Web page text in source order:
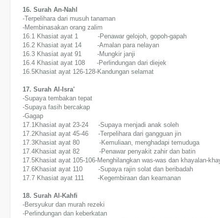
16. Surah An-Nahl
-Terpelihara dari musuh tanaman
-Membinasakan orang zalim
16.1 Khasiat ayat 1 -Penawar gelojoh, gopoh-gapah
16.2 Khasiat ayat 14 -Amalan para nelayan
16.3 Khasiat ayat 91 -Mungkir janji
16.4 Khasiat ayat 108 -Perlindungan dari diejek
16.5Khasiat ayat 126-128-Kandungan selamat
17. Surah Al-Isra'
-Supaya tembakan tepat
-Supaya fasih bercakap
-Gagap
17.1Khasiat ayat 23-24 -Supaya menjadi anak soleh
17.2Khasiat ayat 45-46 -Terpelihara dari gangguan jin
17.3Khasiat ayat 80 -Kemuliaan, menghadapi temuduga
17.4Khasiat ayat 82 -Penawar penyakit zahir dan batin
17.5Khasiat ayat 105-106-Menghilangkan was-was dan khayalan-
17.6Khasiat ayat 110 -Supaya rajin solat dan beribadah
17.7 Khasiat ayat 111 -Kegembiraan dan keamanan
18. Surah Al-Kahfi
-Bersyukur dan murah rezeki
-Perlindungan dan keberkatan